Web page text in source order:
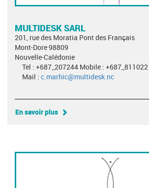
MULTIDESK SARL
201, rue des Moratia Pont des Français
Mont-Dore 98809
Nouvelle-Calédonie
Tel : +687_207244 Mobile : +687_811022
Mail : c.marhic@multidesk.nc
En savoir plus